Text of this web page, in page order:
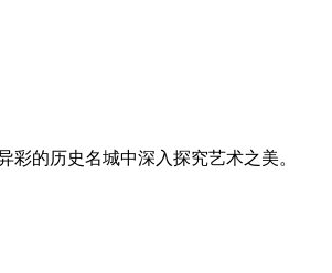
的历史名城中深入探究艺术之美。